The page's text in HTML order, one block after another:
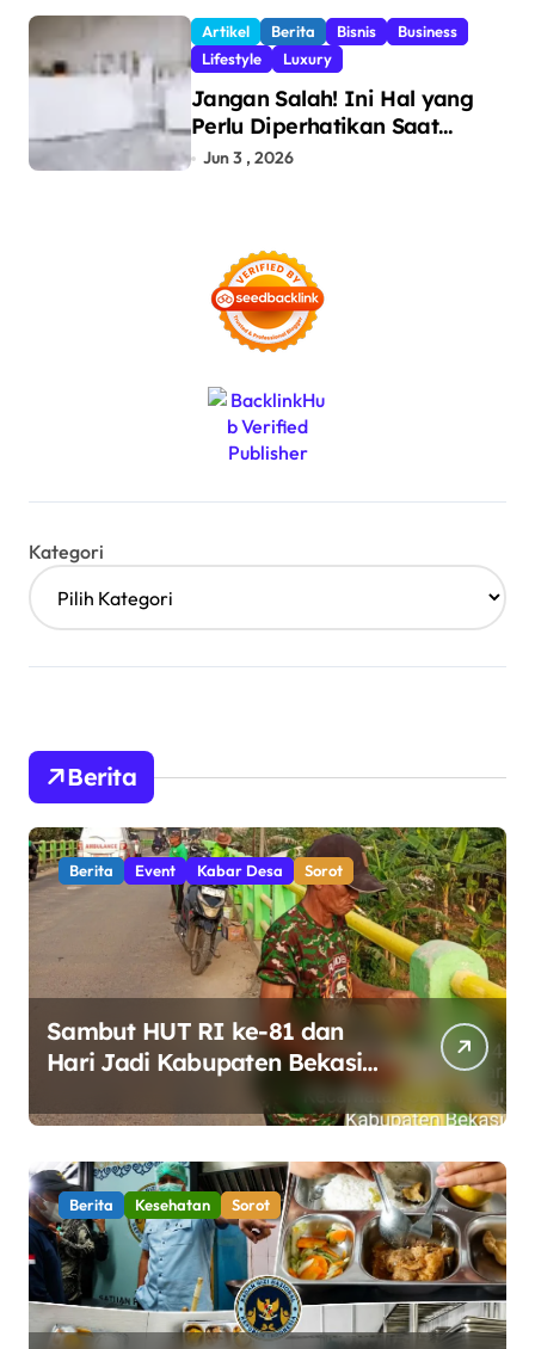
dan Pencegahan Barang
Ilegal
Artikel Berita Bisnis
Business
Lifestyle
Luxury
Jangan Salah! Ini Hal yang
Perlu Diperhatikan Saat
Pasang Big Slab
Jun 3 , 2026
Kategori
Berita
Berita Event Kabar Desa Sorot
Sambut HUT RI ke-81 dan
Hari Jadi Kabupaten Bekasi
ke-76, Pemdes Muara bakti
Gotong Royong Percantik
Jembatan CBL
Berita Kesehatan Sorot